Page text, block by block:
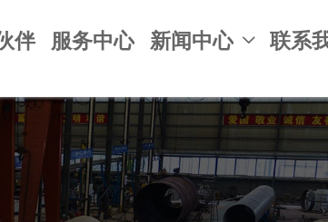
伴 服务中心 新闻中心  联系